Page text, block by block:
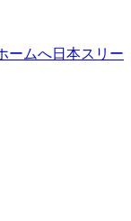
日本スリー